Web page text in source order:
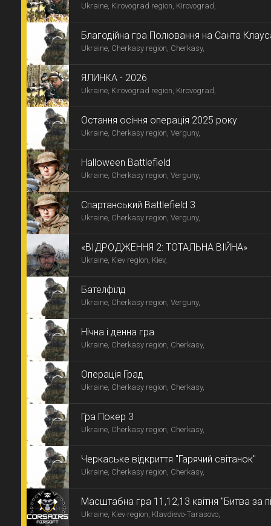
Ukraine, Kirovograd region, Kirovograd,
Благодійна гра Полювання на Санта
Ukraine, Cherkasy region, Cherkasy,
ЯЛИНКА - 2026
Ukraine, Kirovograd region, Kirovograd,
Остання осіння операція 2025 року
Ukraine, Cherkasy region, Verguny,
Halloween Battlefield
Ukraine, Cherkasy region, Verguny,
Спартанський Battlefield 3
Ukraine, Cherkasy region, Verguny,
«ВІДРОДЖЕННЯ 2: ТОТАЛЬНА ВІЙНА»
Ukraine, Kiev region, Kiev,
Бателфілд
Ukraine, Cherkasy region, Verguny,
Нічна і денна гра
Ukraine, Cherkasy region, Cherkasy,
Операція Град
Ukraine, Cherkasy region, Cherkasy,
Гра Покер 3
Ukraine, Cherkasy region, Cherkasy,
Черкаське відкриття "Гарячий світанок"
Ukraine, Cherkasy region, Cherkasy,
Масштабна гра 11,12,13 квітня "Битва за
Ukraine, Kiev region, Klavdievo-Tarasovo,